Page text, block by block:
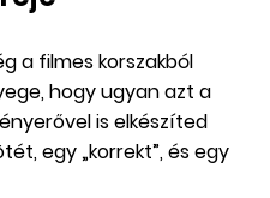
a filmes korszakból
hogy ugyan azt a
is elkészíted
egy „korrekt”, és egy